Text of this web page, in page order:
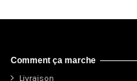
Comment ça marche
Livraison